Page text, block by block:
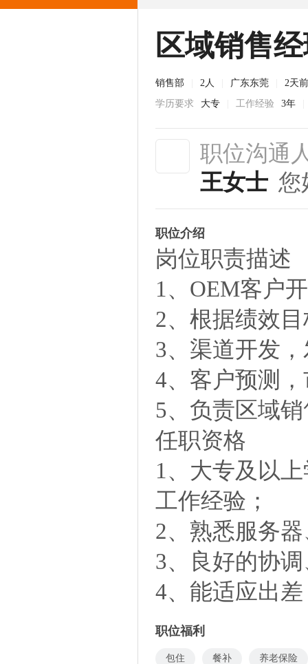
区域销售
销售部 2人 广东东莞
2天
学历要求
大专 工作经验 3年
职位沟通
王女士 您
职位介绍
岗位职责描述
1、OEM客户
2、根据绩效
3、渠道开发
4、客户预测
5、负责区域
任职资格
1、大专及以
工作经验；
2、熟悉服务
3、良好的协
4、能适应出
职位福利
包住 餐补 养老保险